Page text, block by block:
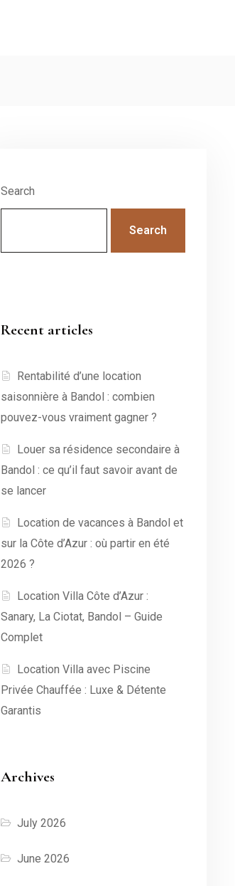
Search
Search
Recent articles
Rentabilité d’une location
saisonnière à Bandol : combien
pouvez-vous vraiment gagner ?
Louer sa résidence secondaire à
Bandol : ce qu’il faut savoir avant de
se lancer
Location de vacances à Bandol et
sur la Côte d’Azur : où partir en été
2026 ?
Location Villa Côte d’Azur :
Sanary, La Ciotat, Bandol – Guide
Complet
Location Villa avec Piscine
Privée Chauffée : Luxe & Détente
Garantis
Archives
July 2026
June 2026